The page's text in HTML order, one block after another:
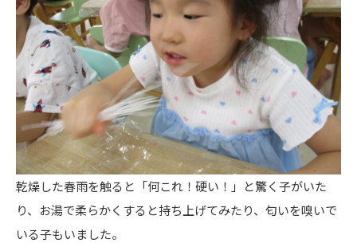
乾燥した春雨を触ると「何これ！硬い！」と驚く子がいた
り、お湯で柔らかくすると持ち上げてみたり、匂いを嗅いで
いる子もいました。